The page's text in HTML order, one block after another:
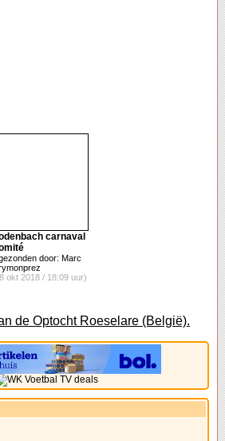
carnaval
door: Marc
okt 2018 / 18:09 uur)
de Optocht Roeselare (België).